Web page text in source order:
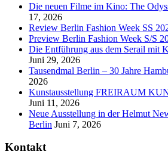
Die neuen Filme im Kino: The
17, 2026
Review Berlin Fashion Week SS
Preview Berlin Fashion Week S/S
Die Entführung aus dem Serail mit
Juni 29, 2026
Tausendmal Berlin – 30 Jahre
2026
Kunstausstellung FREIRAUM
Juni 11, 2026
Neue Ausstellung in der Helmut
Berlin Juni 7, 2026
Kontakt